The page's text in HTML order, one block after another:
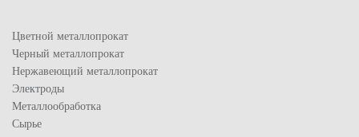
Цветной металлопрокат
Черный металлопрокат
Нержавеющий металлопрокат
Электроды
Металлообработка
Сырье